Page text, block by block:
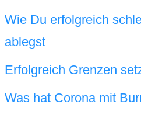
Wie Du erfolgreich
ablegst
Erfolgreich Grenzen
Was hat Corona mit